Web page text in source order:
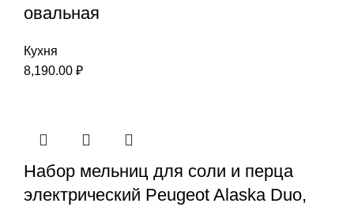
овальная
Кухня
8,190.00 ₽
Набор мельниц для соли и перца
электрический Peugeot Alaska Duo,